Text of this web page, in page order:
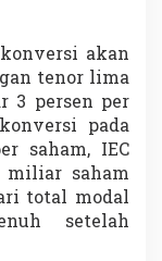
akan
tenor lima
3 persen per
pada
saham, IEC
miliar saham
total modal
setelah